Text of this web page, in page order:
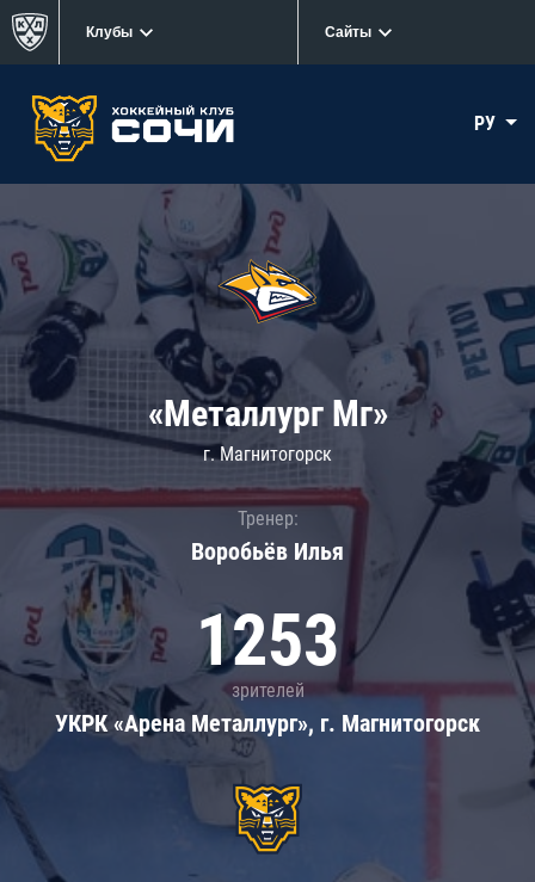
Клубы Сайты
РУ
«Металлург Мг»
г. Магнитогорск
Тренер:
Воробьёв Илья
1253
зрителей
УКРК «Арена Металлург», г. Магнитогорск